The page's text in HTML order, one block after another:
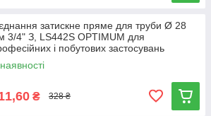
затискне пряме для труби Ø 28
3/4" З, LS442S OPTIMUM для
і побутових застосувань
₴ 328 ₴